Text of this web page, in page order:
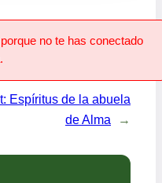
no te has conectado
Espíritus de la abuela
de Alma
→